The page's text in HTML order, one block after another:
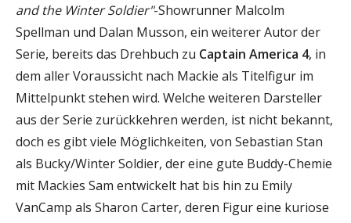
and the Winter Soldier"-Showrunner Malcolm
Spellman und Dalan Musson, ein weiterer Autor der
Serie, bereits das Drehbuch zu Captain America 4, in
dem aller Voraussicht nach Mackie als Titelfigur im
Mittelpunkt stehen wird. Welche weiteren Darsteller
aus der Serie zurückkehren werden, ist nicht bekannt,
doch es gibt viele Möglichkeiten, von Sebastian Stan
als Bucky/Winter Soldier, der eine gute Buddy-Chemie
mit Mackies Sam entwickelt hat bis hin zu Emily
VanCamp als Sharon Carter, deren Figur eine kuriose